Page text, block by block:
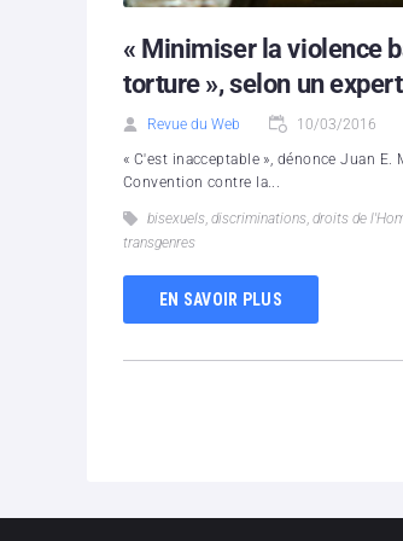
« Minimiser la violence
torture », selon un expert
Revue du Web 10/03/2016
« C'est inacceptable », dénonce Juan
Convention contre la...
bisexuels, discriminations, droits de
transgenres
EN SAVOIR PLUS